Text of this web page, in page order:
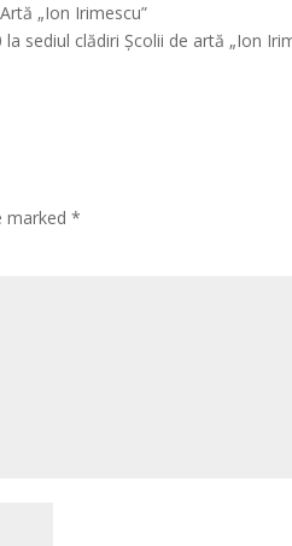
„Ion Irimescu”
sediul clădiri Școlii de artă „Ion
marked*